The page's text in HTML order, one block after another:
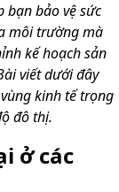
bạn bảo vệ sức
môi trường mà
kế hoạch sản
viết dưới đây
kinh tế trọng
đô thị.
ở các